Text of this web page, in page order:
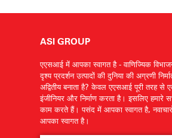
ASI GROUP
एएसआई में आपका स्वागत है - वाणिज्यिक
दृश्य प्रदर्शन उत्पादों की दुनिया की अग्रणी
अद्वितीय बनाता है? केवल एएसआई पूरी तरह से
इंजीनियर और निर्माण करता है। इसलिए हमारे
काम करते हैं। पसंद में आपका स्वागत है,
आपका स्वागत है।